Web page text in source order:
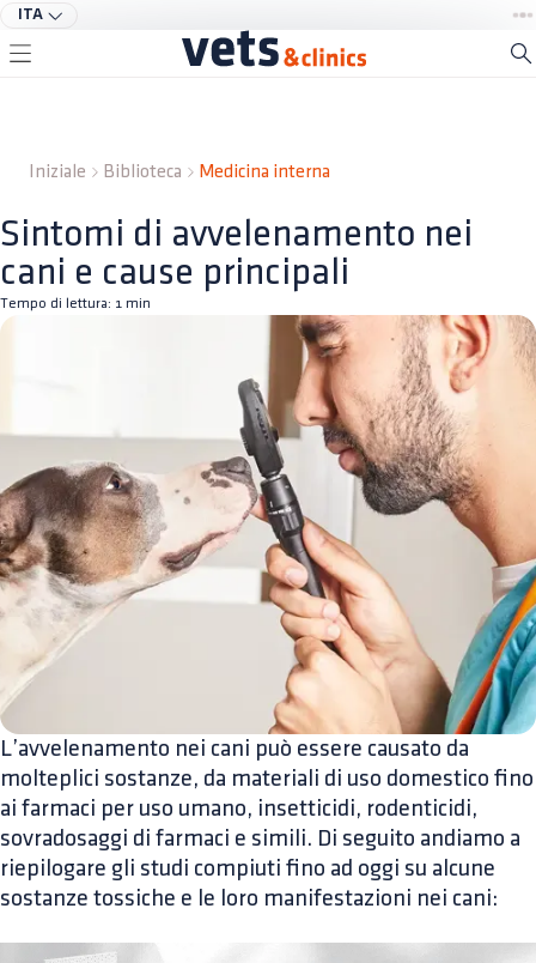
ITA
Iniziale Biblioteca Medicina interna
Sintomi di avvelenamento nei
cani e cause principali
Tempo di lettura: 1 min
L’avvelenamento nei cani può essere causato da
molteplici sostanze, da materiali di uso domestico fino
ai farmaci per uso umano, insetticidi, rodenticidi,
sovradosaggi di farmaci e simili. Di seguito andiamo a
riepilogare gli studi compiuti fino ad oggi su alcune
sostanze tossiche e le loro manifestazioni nei cani: